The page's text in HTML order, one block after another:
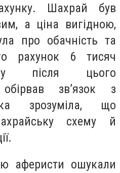
Шахрай був
а ціна вигідною,
про обачність та
рахунок 6 тисяч
після цього
обірвав звʼязок з
зрозуміла, що
схему й
аферисти ошукали